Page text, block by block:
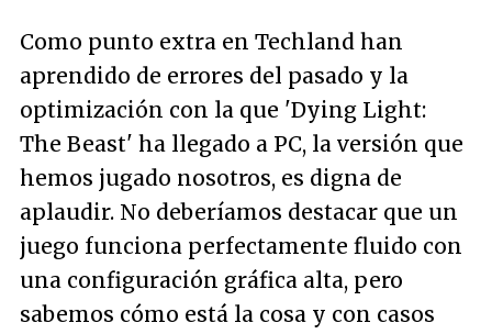
Como punto extra en Techland han
aprendido de errores del pasado y la
optimización con la que 'Dying Light:
The Beast' ha llegado a PC, la versión que
hemos jugado nosotros, es digna de
aplaudir. No deberíamos destacar que un
juego funciona perfectamente fluido con
una configuración gráfica alta, pero
sabemos cómo está la cosa y con casos